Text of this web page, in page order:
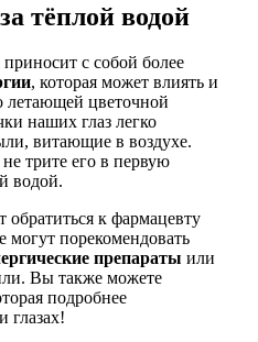
тёплой водой
с собой более
, которая может влиять и
летающей цветочной
наших глаз легко
витающие в воздухе.
трите его в первую
водой.
обратиться к фармацевту
могут порекомендовать
препараты или
Вы также можете
подробнее
глазах!